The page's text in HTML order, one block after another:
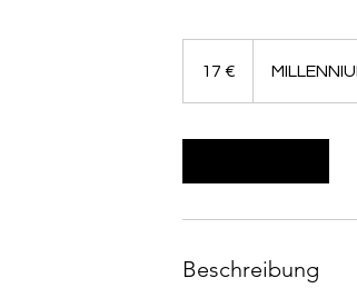
17 €
Beschreibung